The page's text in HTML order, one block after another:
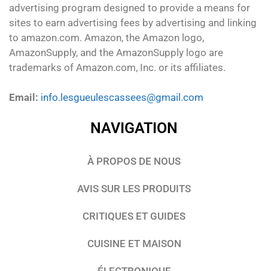
advertising program designed to provide a means for
sites to earn advertising fees by advertising and linking
to amazon.com. Amazon, the Amazon logo,
AmazonSupply, and the AmazonSupply logo are
trademarks of Amazon.com, Inc. or its affiliates.
Email: info.lesgueulescassees@gmail.com
NAVIGATION
À PROPOS DE NOUS
AVIS SUR LES PRODUITS
CRITIQUES ET GUIDES
CUISINE ET MAISON